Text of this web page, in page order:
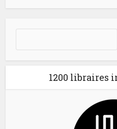
1200 libraires